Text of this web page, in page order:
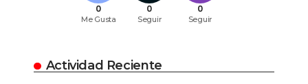
0
Me Gusta
0
Seguir
0
Seguir
Actividad Reciente